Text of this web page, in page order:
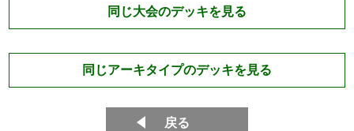
同じ大会のデッキを見る
同じアーキタイプのデッキを見る
戻る